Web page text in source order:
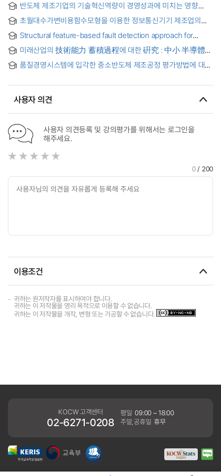
반도체 제조기업의 기술혁신역량이 경영성과에 미치는 영향
연구 = A study on the effect of technological innovation
capabilities of semiconductor manufacturing companies
on management performance
초월대수가변비용함수모형을 이용한 정보통신기기 제조업의
semiconductors : evidence from Korea ICT industries
Structural feature-based fault detection approach for
semiconductor manufacturing processes
미래산업의 技術能力 蓄積過程에 대한 硏究 : 中小 半導體
裝備 製造業體에 대한 精誠的 接近 = (The) process of
technological capability building at mirae corporation : a
품질경영시스템에 입각한 중소반도체 제조공정 평가방법에 대한
Manufacturing Processes of Small/Medium Industries
사용자 의견
사용자 의견등록 및 강의평가를 위해서는 로그인을
해주세요.
0/ 200
이용조건
귀하는 원저작자를 표시하여야 합니다.
귀하는 이 저작물을 영리 목적으로 이용할 수 없습니다.
귀하는 이 저작물을 개작, 변형 또는 가공할 수 없습니다.
KOCW 고객센터
02-6271-0208
평일 09:00 ~ 18:00
주말,공휴일 휴무